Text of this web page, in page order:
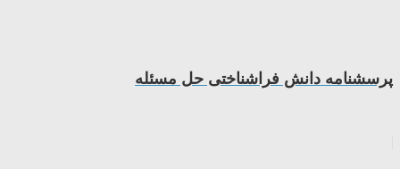
پرسشنامه دانش فراشناختی حل مسئله